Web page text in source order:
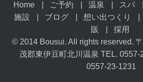
Home ご予約 温泉 スパ
施設
ブログ 想い出つくり
販
採用
© 2014 Bousui. All rights reserved.
茂郡東伊豆町北川温泉 TEL. 0557-
0557-23-1231